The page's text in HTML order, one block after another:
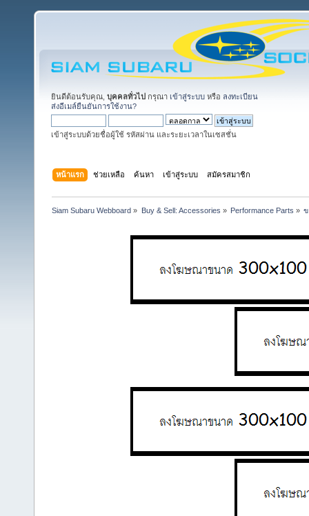
ยินดีต้อนรับคุณ, บุคคลทั่วไป กรุณา เข้าสู่ระบบ หรือ ลงทะเบียน
ส่งอีเมล์ยืนยันการใช้งาน?
เข้าสู่ระบบด้วยชื่อผู้ใช้ รหัสผ่าน และระยะเวลาในเซสชั่น
หน้าแรก ช่วยเหลือ ค้นหา เข้าสู่ระบบ สมัครสมาชิก
Siam Subaru Webboard » Buy & Sell: Accessories » Performance Parts » ข